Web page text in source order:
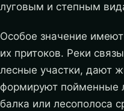
луговым и степным
Особое значение
их притоков. Реки
лесные участки, дают
формируют пойменные
балка или лесополоса